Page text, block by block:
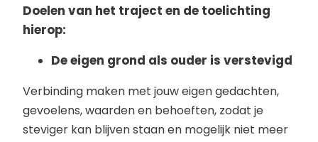
Doelen van het traject en de toelichting
hierop:
De eigen grond als ouder is verstevigd
Verbinding maken met jouw eigen gedachten,
gevoelens, waarden en behoeften, zodat je
steviger kan blijven staan en mogelijk niet meer